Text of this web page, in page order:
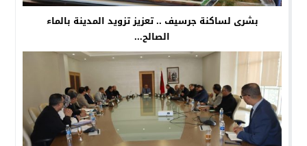
بشرى لساكنة جرسيف .. تعزيز تزويد المدينة بالماء
الصالح...